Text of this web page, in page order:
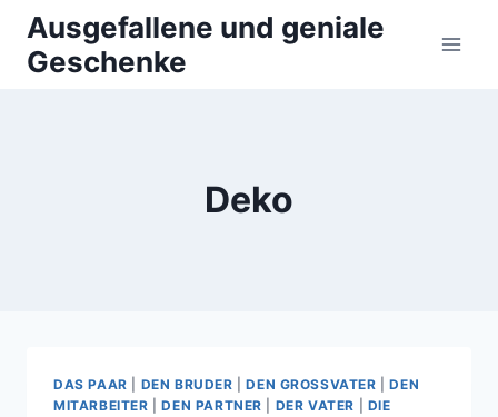
Zum
Inhalt
springen
Ausgefallene und geniale
Geschenke
Deko
DAS PAAR DEN BRUDER |DEN GROSSVATER |DEN
MITARBEITER |DEN PARTNER DER VATER
DIE